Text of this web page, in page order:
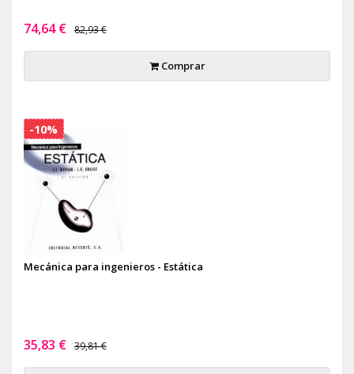
74,64 € 82,93 €
Comprar
Mecánica para ingenieros - Estática
35,83 € 39,81 €
-10%